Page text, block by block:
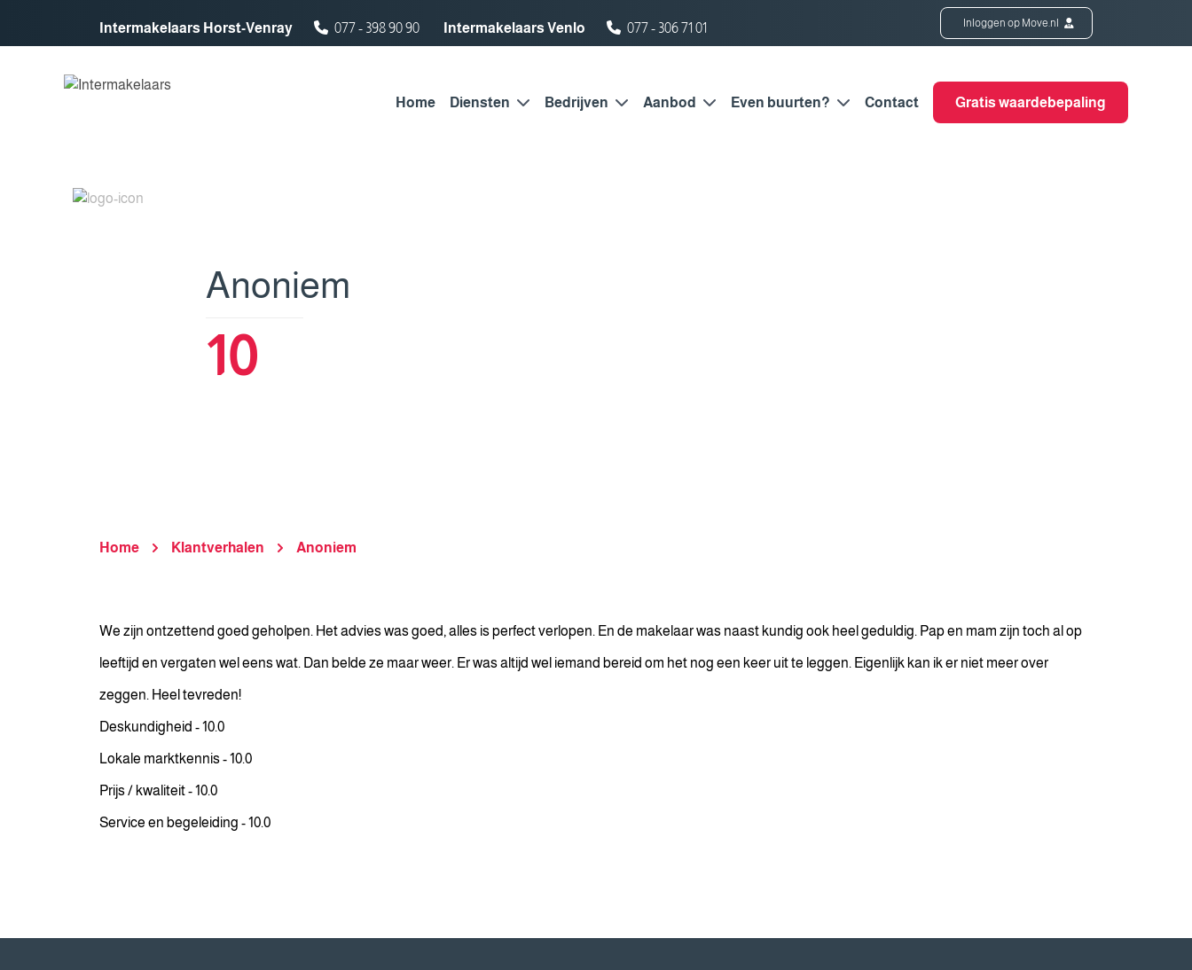
Intermakelaars Horst-Venray
077 - 398 90 90 Intermakelaars Venlo 077 - 306 71 01 Inloggen op Move.nl
Home Diensten Bedrijven Aanbod Even buurten? Contact Gratis waardebepaling
Anoniem
10
Home Klantverhalen Anoniem
We zijn ontzettend goed geholpen. Het advies was goed, alles is perfect verlopen. En de makelaar was naast kundig ook heel geduldig. Pap en mam zijn toch al op
leeftijd en vergaten wel eens wat. Dan belde ze maar weer. Er was altijd wel iemand bereid om het nog een keer uit te leggen. Eigenlijk kan ik er niet meer over
zeggen. Heel tevreden!
Deskundigheid - 10.0
Lokale marktkennis - 10.0
Prijs / kwaliteit - 10.0
Service en begeleiding - 10.0